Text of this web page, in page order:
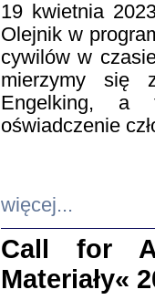
19 kwietnia
Olejnik w
cywilów w
mierzymy się
Engelking, a
oświadczenie
więcej...
Call for
Materiały«